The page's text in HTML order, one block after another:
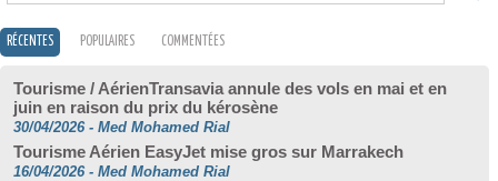
RÉCENTES POPULAIRES COMMENTÉES
Tourisme / AérienTransavia annule des vols en mai et en
juin en raison du prix du kérosène
30/04/2026 - Med Mohamed Rial
Tourisme Aérien EasyJet mise gros sur Marrakech
16/04/2026 - Med Mohamed Rial